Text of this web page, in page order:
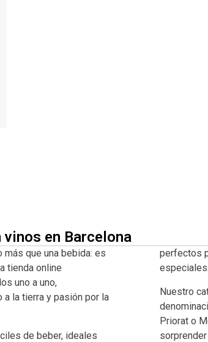
en Barcelona
que una bebida: es
tienda online
uno a uno,
la tierra y pasión por la
de beber, ideales
perfectos
especiales.
Nuestro
Priorat o